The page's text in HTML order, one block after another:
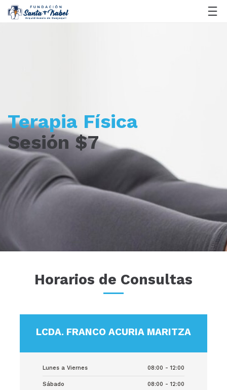
Terapia Física
Sesión $7
Horarios de Consultas
LCDA. FRANCO ACURIA MARITZA
Lunes a Viernes 08:00 - 12:00
Sábado 08:00 - 12:00